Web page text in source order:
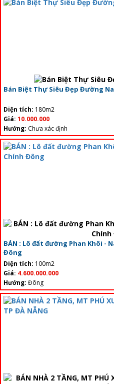
Bán Biệt Thự Siêu Đẹp Đường
Diện tích: 180m2
Giá: 10.000.000
Hướng: Chưa xác định
BÁN : Lô đất đường Phan Khôi -
Đông
Diện tích: 100m2
Giá: 4.600.000.000
Hướng: Đông